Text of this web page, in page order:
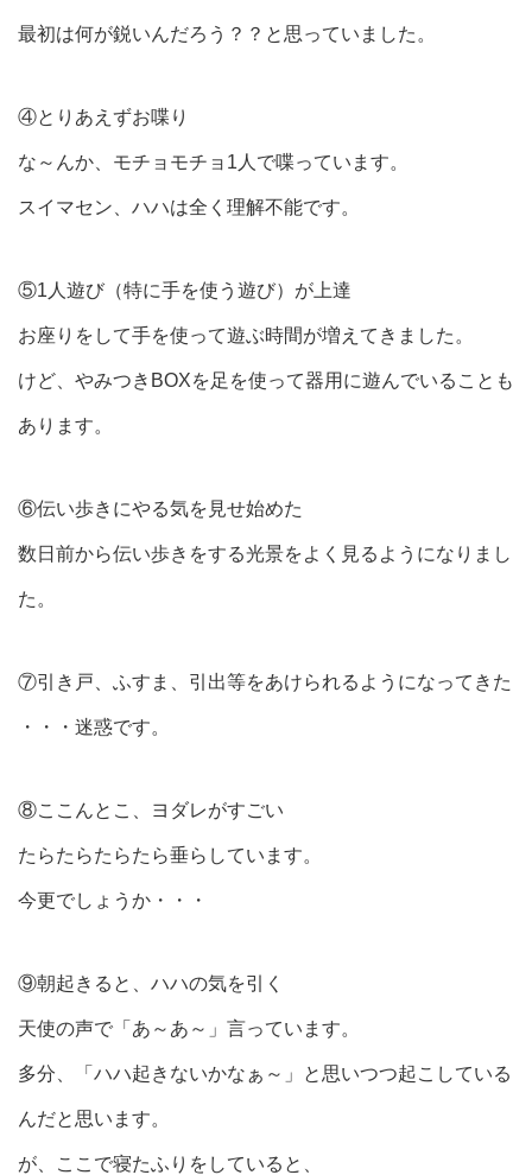
最初は何が鋭いんだろう？？と思っていました。
④とりあえずお喋り
な～んか、モチョモチョ1人で喋っています。
スイマセン、ハハは全く理解不能です。
⑤1人遊び（特に手を使う遊び）が上達
お座りをして手を使って遊ぶ時間が増えてきました。
けど、やみつきBOXを足を使って器用に遊んでいることも
あります。
⑥伝い歩きにやる気を見せ始めた
数日前から伝い歩きをする光景をよく見るようになりまし
た。
⑦引き戸、ふすま、引出等をあけられるようになってきた
・・・迷惑です。
⑧ここんとこ、ヨダレがすごい
たらたらたらたら垂らしています。
今更でしょうか・・・
⑨朝起きると、ハハの気を引く
天使の声で「あ～あ～」言っています。
多分、「ハハ起きないかなぁ～」と思いつつ起こしている
んだと思います。
が、ここで寝たふりをしていると、